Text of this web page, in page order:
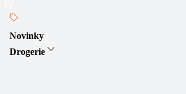
Novinky
Drogerie